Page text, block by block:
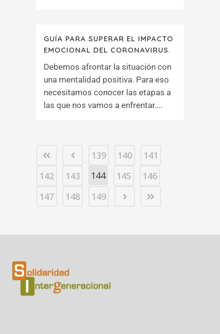
GUÍA PARA SUPERAR EL IMPACTO
EMOCIONAL DEL CORONAVIRUS.
Debemos afrontar la situación con
una mentalidad positiva. Para eso
necesitamos conocer las etapas a
las que nos vamos a enfrentar....
139 140
141
142
143 144 145
146
147
148 149